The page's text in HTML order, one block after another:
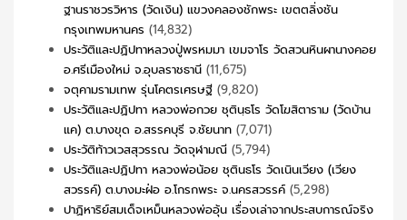
ฐานราชวรวิหาร (วัดเงิน) แขวงคลองชักพระ เขตตลิ่งชัน
กรุงเทพมหานคร (14,832)
ประวัติและปฏิปทาหลวงปู่พรหมมา เขมจาโร วัดสวนหินผานางคอย
อ.ศรีเมืองใหม่ จ.อุบลราชธานี (11,675)
จตุคามรามเทพ รุ่นโคตรเศรษฐี (9,820)
ประวัติและปฏิปทา หลวงพ่อกวย ชุตินฺธโร วัดโฆสิตาราม (วัดบ้าน
แค) ต.บางขุด อ.สรรคบุรี จ.ชัยนาท (7,071)
ประวัติท้าวเวสสุวรรณ วัดจุฬามณี (5,794)
ประวัติและปฏิปทา หลวงพ่อน้อย ชุตินธโร วัดเนินเวียง (เวียง
สวรรค์) ต.บางมะฝ่อ อ.โกรกพระ จ.นครสวรรค์ (5,298)
ปาฏิหาริย์สมเด็จเหม็นหลวงพ่ออุ้น เรื่องเล่าจากประสบการณ์จริง